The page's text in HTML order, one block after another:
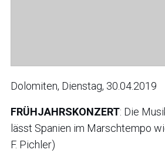
Dolomiten, Dienstag, 30.04.2019
FRÜHJAHRSKONZERT: Die
lässt Spanien im Marschtempo
F. Pichler)